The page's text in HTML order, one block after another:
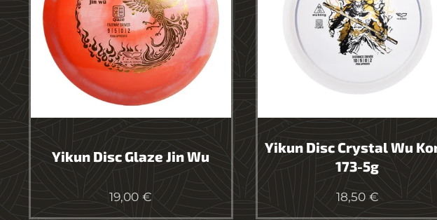
Yikun Disc Glaze Jin Wu
19,00 €
Yikun Disc Crystal Wu
173-5g
18,50€